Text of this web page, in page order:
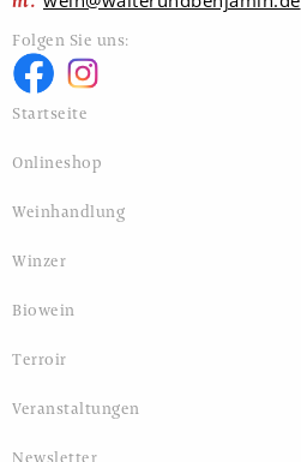
Folgen Sie uns:
Startseite
Onlineshop
Weinhandlung
Winzer
Biowein
Terroir
Veranstaltungen
Newsletter